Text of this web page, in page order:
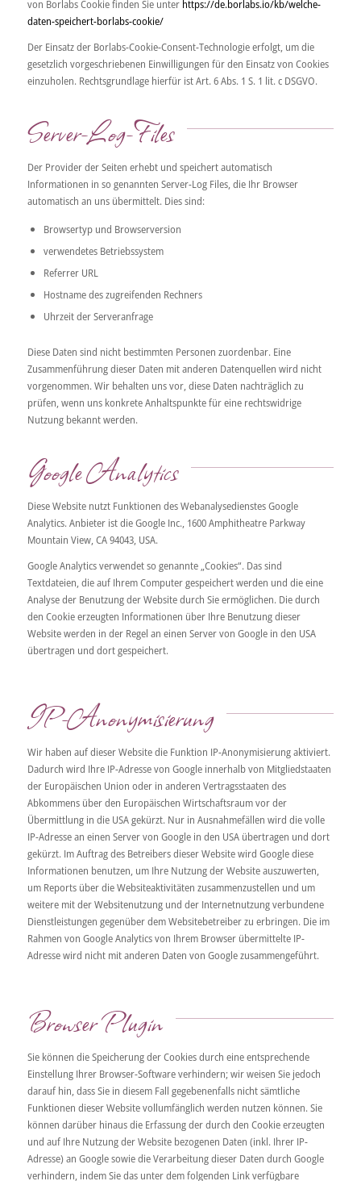
von Borlabs Cookie finden Sie unter https://de.borlabs.io/kb/welche-
daten-speichert-borlabs-cookie/
Der Einsatz der Borlabs-Cookie-Consent-Technologie erfolgt, um die
gesetzlich vorgeschriebenen Einwilligungen für den Einsatz von Cookies
einzuholen. Rechtsgrundlage hierfür ist Art. 6 Abs. 1 S. 1 lit. c DSGVO.
Server-Log-Files
Der Provider der Seiten erhebt und speichert automatisch
Informationen in so genannten Server-Log Files, die Ihr Browser
automatisch an uns übermittelt. Dies sind:
Browsertyp und Browserversion
verwendetes Betriebssystem
Referrer URL
Hostname des zugreifenden Rechners
Uhrzeit der Serveranfrage
Diese Daten sind nicht bestimmten Personen zuordenbar. Eine
Zusammenführung dieser Daten mit anderen Datenquellen wird nicht
vorgenommen. Wir behalten uns vor, diese Daten nachträglich zu
prüfen, wenn uns konkrete Anhaltspunkte für eine rechtswidrige
Nutzung bekannt werden.
Google Analytics
Diese Website nutzt Funktionen des Webanalysedienstes Google
Analytics. Anbieter ist die Google Inc., 1600 Amphitheatre Parkway
Mountain View, CA 94043, USA.
Google Analytics verwendet so genannte „Cookies“. Das sind
Textdateien, die auf Ihrem Computer gespeichert werden und die eine
Analyse der Benutzung der Website durch Sie ermöglichen. Die durch
den Cookie erzeugten Informationen über Ihre Benutzung dieser
Website werden in der Regel an einen Server von Google in den USA
übertragen und dort gespeichert.
IP-Anonymisierung
Wir haben auf dieser Website die Funktion IP-Anonymisierung aktiviert.
Dadurch wird Ihre IP-Adresse von Google innerhalb von Mitgliedstaaten
der Europäischen Union oder in anderen Vertragsstaaten des
Abkommens über den Europäischen Wirtschaftsraum vor der
Übermittlung in die USA gekürzt. Nur in Ausnahmefällen wird die volle
IP-Adresse an einen Server von Google in den USA übertragen und dort
gekürzt. Im Auftrag des Betreibers dieser Website wird Google diese
Informationen benutzen, um Ihre Nutzung der Website auszuwerten,
um Reports über die Websiteaktivitäten zusammenzustellen und um
weitere mit der Websitenutzung und der Internetnutzung verbundene
Dienstleistungen gegenüber dem Websitebetreiber zu erbringen. Die im
Rahmen von Google Analytics von Ihrem Browser übermittelte IP-
Adresse wird nicht mit anderen Daten von Google zusammengeführt.
Browser Plugin
Sie können die Speicherung der Cookies durch eine entsprechende
Einstellung Ihrer Browser-Software verhindern; wir weisen Sie jedoch
darauf hin, dass Sie in diesem Fall gegebenenfalls nicht sämtliche
Funktionen dieser Website vollumfänglich werden nutzen können. Sie
können darüber hinaus die Erfassung der durch den Cookie erzeugten
und auf Ihre Nutzung der Website bezogenen Daten (inkl. Ihrer IP-
Adresse) an Google sowie die Verarbeitung dieser Daten durch Google
verhindern, indem Sie das unter dem folgenden Link verfügbare